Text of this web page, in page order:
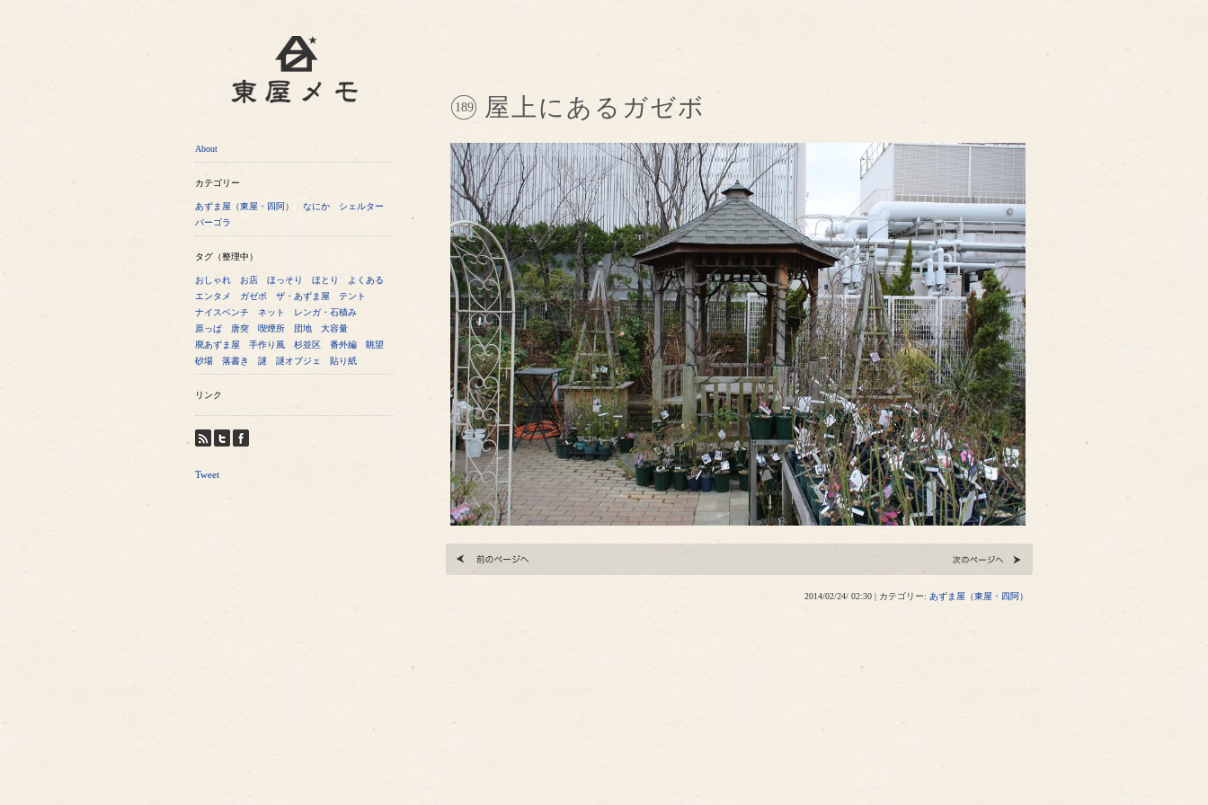
About
カテゴリー
あずま屋（東屋・四阿） なにか
シェルター
パーゴラ
タグ（整理中）
おしゃれ お店 ほっそり ほとり
よくある
エンタメ
ガゼボ ザ・あずま屋
テント
ナイスベンチ
ネット
レンガ・石積み
原っぱ
唐突 喫煙所 団地
大容量
廃あずま屋
手作り風 杉並区 番外編
眺望
砂場
落書き 謎 謎オブジェ 貼り紙
リンク
Tweet
189 屋上にあるガゼボ
2014/02/24/ 02:30 | カテゴリー: あずま屋（東屋・四阿）